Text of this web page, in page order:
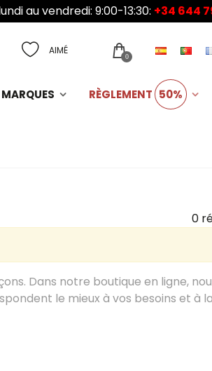
au vendredi: 9:00-13:30: +34 644
AIMÉ 0
MARQUES RÈGLEMENT 50%
0
Dans notre boutique en ligne,
le mieux à vos besoins et à la